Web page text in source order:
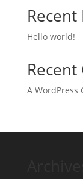
Recent
Hello world!
A WordPress